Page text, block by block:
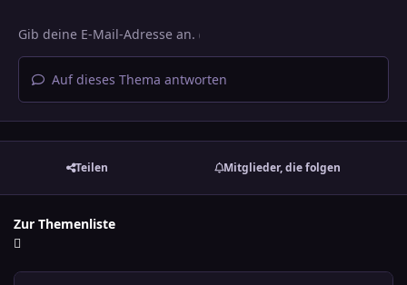
Auf dieses Thema antworten
Teilen Mitglieder, die folgen
Zur Themenliste